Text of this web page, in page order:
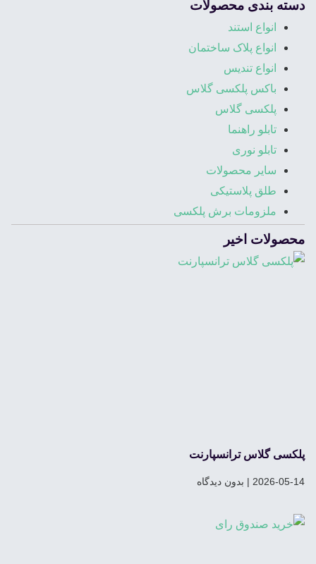
دسته بندی محصولات
انواع استند
انواع پلاک ساختمان
انواع تندیس
باکس پلکسی گلاس
پلکسی گلاس
تابلو راهنما
تابلو نوری
سایر محصولات
طلق پلاستیکی
ملزومات برش پلکسی
محصولات اخیر
پلکسی گلاس ترانسپارنت
2026-05-14 بدون دیدگاه